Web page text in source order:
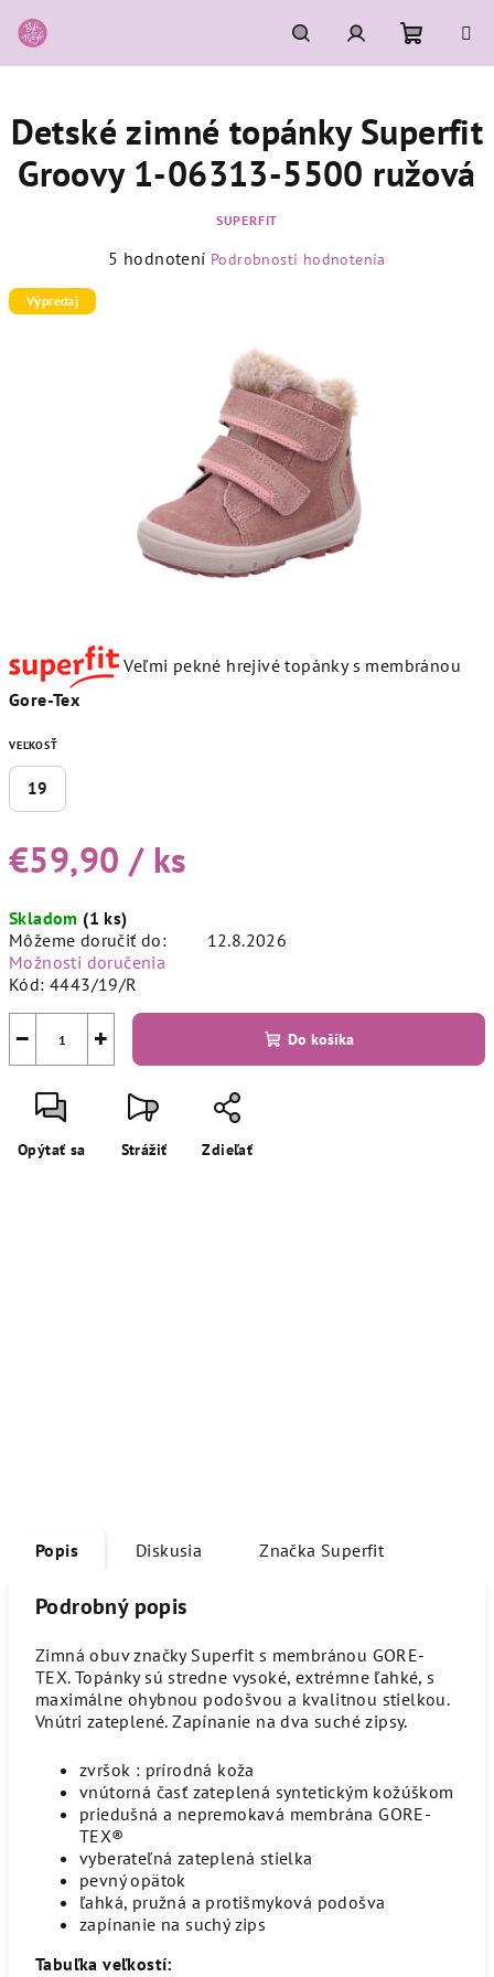
na
obsah
HľadaťPrihlásenie
košík
Veľmi pekné hrejivé topánky s membránou
Gore-Tex
VEĽKOSŤ
19
€59,90 / ks
cena:
Skladom (1 ks)
Môžeme doručiť do:
12.8.2026
Možnosti doručenia
Kód: 4443/19/R
+
− Do košíka
Opýtať sa Strážiť Zdieľať
Detské zimné topánky Superfit
Groovy 1-06313-5500 ružová
SUPERFIT
Priemerné
5 hodnotení Podrobnosti hodnotenia
Výpredaj
Popis Diskusia Značka Superfit
Podrobný popis
Zimná obuv značky Superfit s membránou GORE-
TEX. Topánky sú stredne vysoké, extrémne ľahké, s
maximálne ohybnou podošvou a kvalitnou stielkou.
Vnútri zateplené. Zapínanie na dva suché zipsy.
zvršok : prírodná koža
vnútorná časť zateplená syntetickým kožúškom
priedušná a nepremokavá membrána GORE-
TEX®
vyberateľná zateplená stielka
pevný opätok
ľahká, pružná a protišmyková podošva
zapínanie na suchý zips
Tabuľka veľkostí: